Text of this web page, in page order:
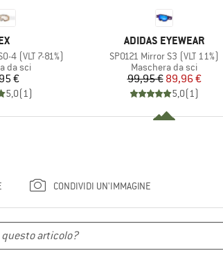
4 (VLT 7-81%)
prodotti
da sci
€
5,0(1)
MARCHIO
ADIDAS EYEWEAR
Articolo
SP0121 Mirror S3 (VLT 11%)
Gruppo di prodotti
Maschera da sci
Prezzo
99,95 €Prezzo ridotto
89,96 €
5,0(1)
CONDIVIDI UN'IMMAGINE